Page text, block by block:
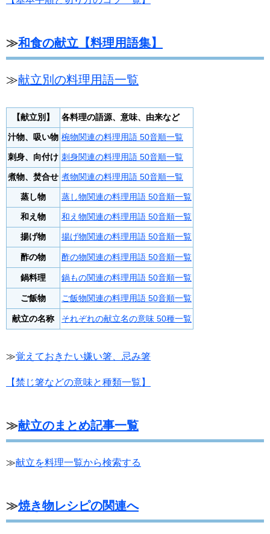
≫和食の献立【料理用語集】
≫献立別の料理用語一覧
【献立別】 各料理の語源、意味、由来など
汁物、吸い物 椀物関連の料理用語 50音順一覧
刺身、向付け 刺身関連の料理用語 50音順一覧
煮物、焚合せ 煮物関連の料理用語 50音順一覧
蒸し物 蒸し物関連の料理用語 50音順一覧
和え物 和え物関連の料理用語 50音順一覧
揚げ物 揚げ物関連の料理用語 50音順一覧
酢の物 酢の物関連の料理用語 50音順一覧
鍋料理 鍋もの関連の料理用語 50音順一覧
ご飯物 ご飯物関連の料理用語 50音順一覧
献立の名称 それぞれの献立名の意味 50種一覧
≫覚えておきたい嫌い箸、忌み箸
【禁じ箸などの意味と種類一覧】
≫献立のまとめ記事一覧
≫献立を料理一覧から検索する
≫焼き物レシピの関連へ